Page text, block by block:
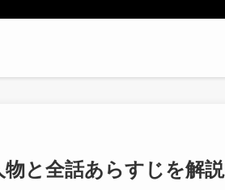
物と全話あらすじを解説